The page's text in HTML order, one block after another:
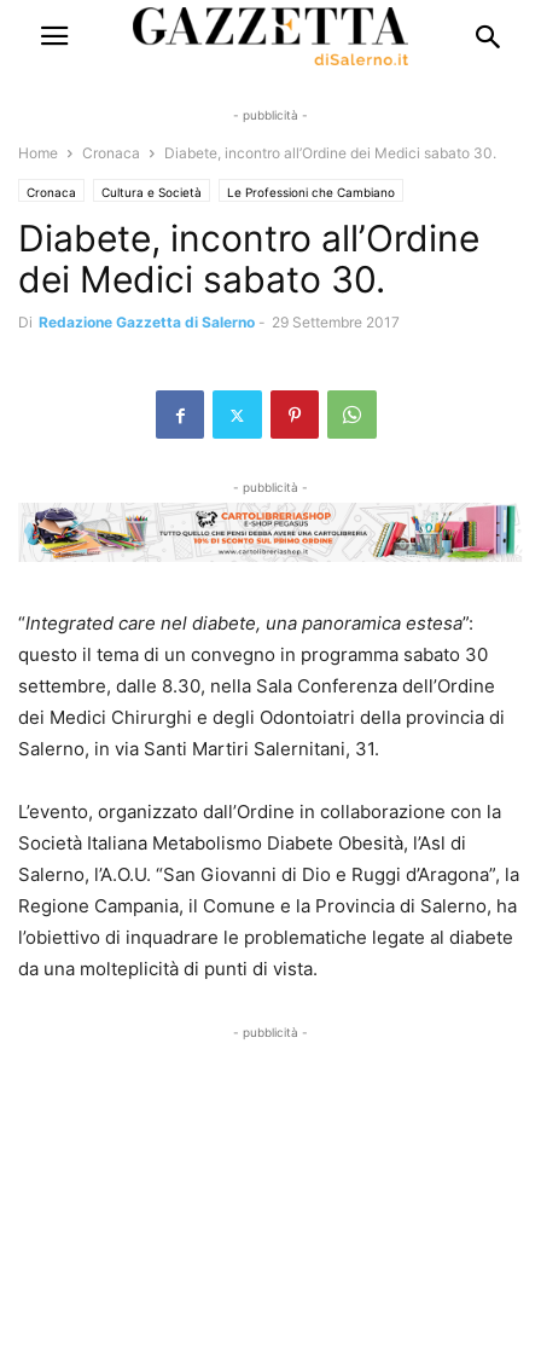
- pubblicità -
Home Cronaca Diabete, incontro all’Ordine dei Medici sabato 30.
Cronaca Cultura e Società Le Professioni che Cambiano
Diabete, incontro all’Ordine
dei Medici sabato 30.
Di Redazione Gazzetta di Salerno - 29 Settembre 2017
- pubblicità -
“Integrated care nel diabete, una panoramica estesa”:
questo il tema di un convegno in programma sabato 30
settembre, dalle 8.30, nella Sala Conferenza dell’Ordine
dei Medici Chirurghi e degli Odontoiatri della provincia di
Salerno, in via Santi Martiri Salernitani, 31.
L’evento, organizzato dall’Ordine in collaborazione con la
Società Italiana Metabolismo Diabete Obesità, l’Asl di
Salerno, l’A.O.U. “San Giovanni di Dio e Ruggi d’Aragona”, la
Regione Campania, il Comune e la Provincia di Salerno, ha
l’obiettivo di inquadrare le problematiche legate al diabete
da una molteplicità di punti di vista.
- pubblicità -